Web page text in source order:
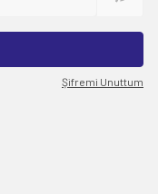
Şifremi Unuttum